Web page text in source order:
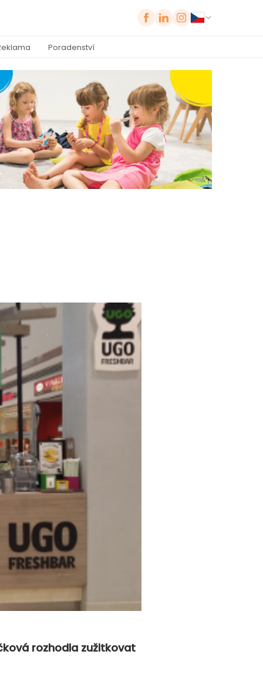
Poradenství
rozhodla zužitkovat